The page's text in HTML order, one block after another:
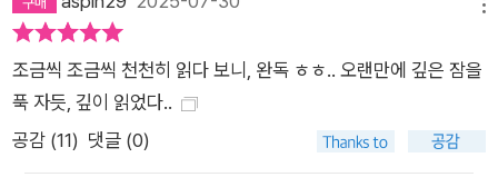
조금씩 조금씩 천천히 읽다 보니, 완독 ㅎㅎ.. 오랜만에 깊은 잠을
푹 자듯, 깊이 읽었다..
공감 (11) 댓글 (0)